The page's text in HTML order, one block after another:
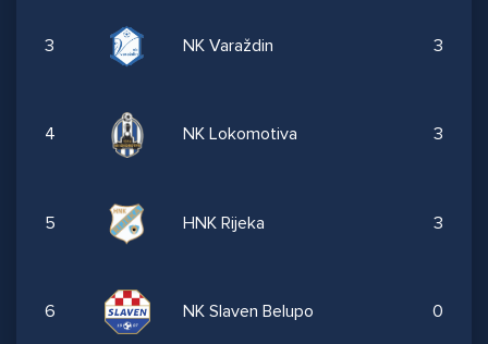
3 NK Varaždin 3
4 NK Lokomotiva 3
5 HNK Rijeka 3
6 NK Slaven Belupo 0